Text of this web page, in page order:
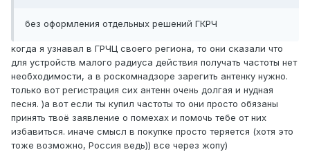
без оформления отдельных решений ГКРЧ
когда я узнавал в ГРЧЦ своего региона, то они сказали что
для устройств малого радиуса действия получать частоты нет
необходимости, а в роскомнадзоре зарегить антенку нужно.
только вот регистрация сих антенн очень долгая и нудная
песня. )а вот если ты купил частоты то они просто обязаны
принять твоё заявление о помехах и помочь тебе от них
избавиться. иначе смысл в покупке просто теряется (хотя это
тоже возможно, Россия ведь)) все через жопу)